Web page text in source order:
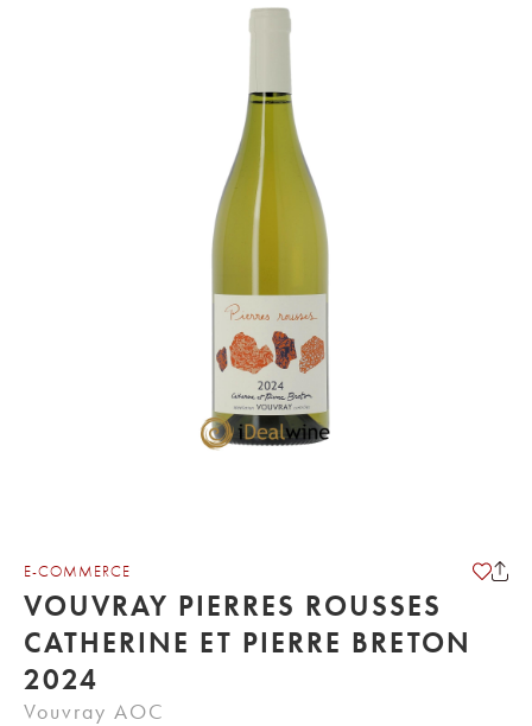
E-COMMERCE
VOUVRAY PIERRES ROUSSES
CATHERINE ET PIERRE BRETON
2024
Vouvray AOC